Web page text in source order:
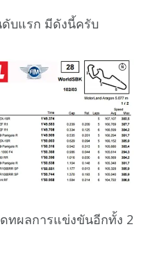
บแรก มีดังนี้ครับ
ทผลการแข่งขันอีกทั้ง 2